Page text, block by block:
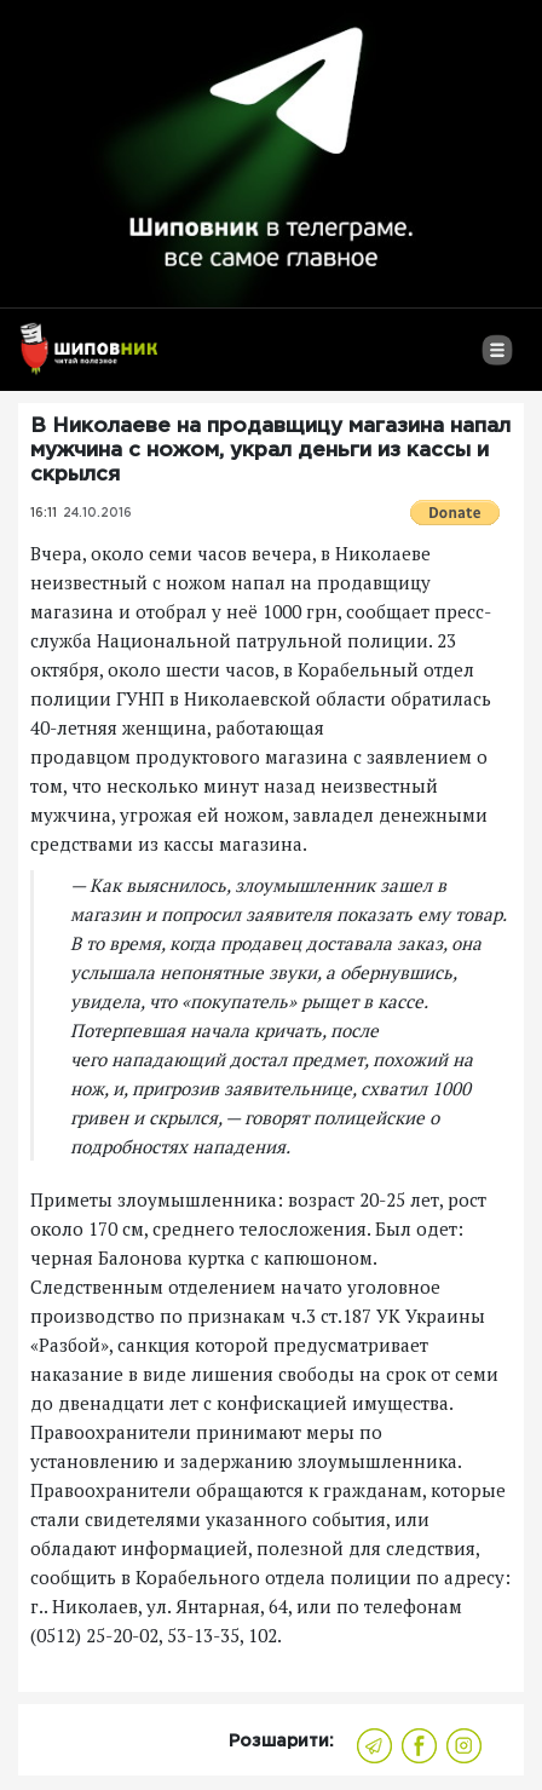
В Николаеве на продавщицу магазина напал
мужчина с ножом, украл деньги из кассы и
скрылся
16:11 24.10.2016
Вчера, около семи часов вечера, в Николаеве
неизвестный с ножом напал на продавщицу
магазина и отобрал у неё 1000 грн, сообщает пресс-
служба Национальной патрульной полиции. 23
октября, около шести часов, в Корабельный отдел
полиции ГУНП в Николаевской области обратилась
40-летняя женщина, работающая
продавцом продуктового магазина с заявлением о
том, что несколько минут назад неизвестный
мужчина, угрожая ей ножом, завладел денежными
средствами из кассы магазина.
— Как выяснилось, злоумышленник зашел в
магазин и попросил заявителя показать ему товар.
В то время, когда продавец доставала заказ, она
услышала непонятные звуки, а обернувшись,
увидела, что «покупатель» рыщет в кассе.
Потерпевшая начала кричать, после
чего нападающий достал предмет, похожий на
нож, и, пригрозив заявительнице, схватил 1000
гривен и скрылся, — говорят полицейские о
подробностях нападения.
Приметы злоумышленника: возраст 20-25 лет, рост
около 170 см, среднего телосложения. Был одет:
черная Балонова куртка с капюшоном.
Следственным отделением начато уголовное
производство по признакам ч.3 ст.187 УК Украины
«Разбой», санкция которой предусматривает
наказание в виде лишения свободы на срок от семи
до двенадцати лет с конфискацией имущества.
Правоохранители принимают меры по
установлению и задержанию злоумышленника.
Правоохранители обращаются к гражданам, которые
стали свидетелями указанного события, или
обладают информацией, полезной для следствия,
сообщить в Корабельного отдела полиции по адресу:
г.. Николаев, ул. Янтарная, 64, или по телефонам
(0512) 25-20-02, 53-13-35, 102.
Розшарити: